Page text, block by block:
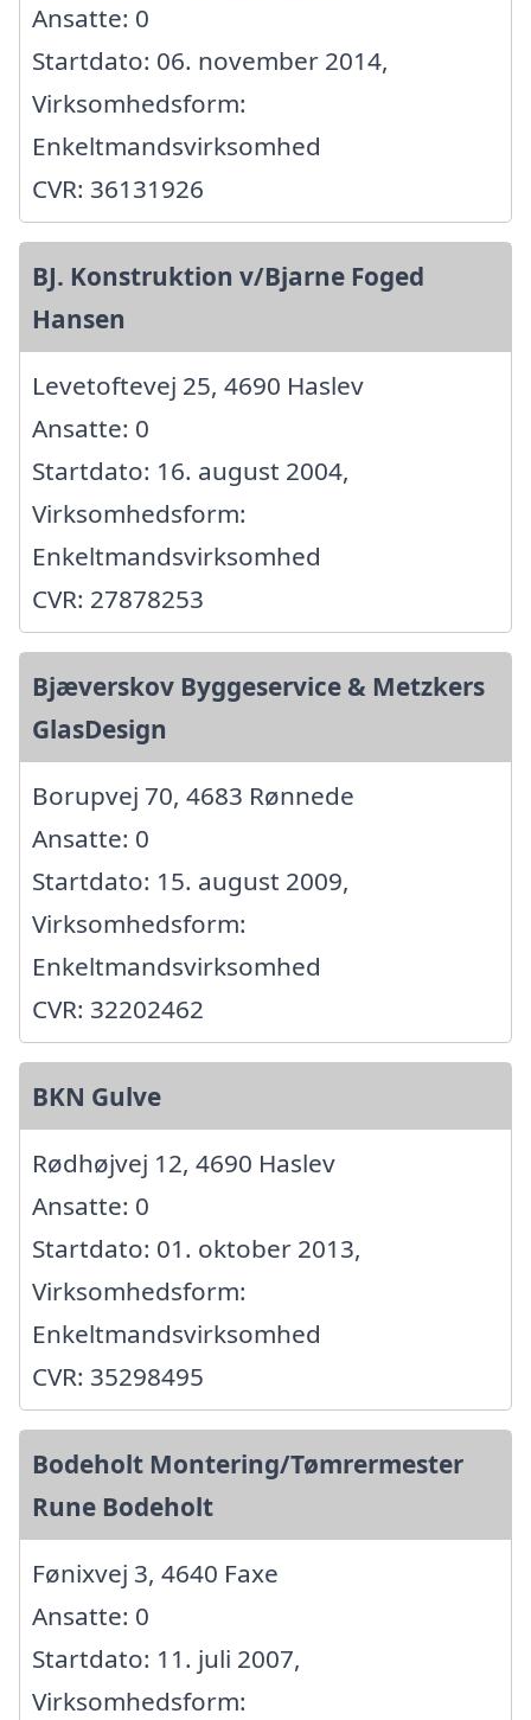
Ansatte: 0
Startdato: 06. november 2014,
Virksomhedsform:
Enkeltmandsvirksomhed
CVR: 36131926
BJ. Konstruktion v/Bjarne Foged
Hansen
Levetoftevej 25, 4690 Haslev
Ansatte: 0
Startdato: 16. august 2004,
Virksomhedsform:
Enkeltmandsvirksomhed
CVR: 27878253
Bjæverskov Byggeservice & Metzkers
GlasDesign
Borupvej 70, 4683 Rønnede
Ansatte: 0
Startdato: 15. august 2009,
Virksomhedsform:
Enkeltmandsvirksomhed
CVR: 32202462
BKN Gulve
Rødhøjvej 12, 4690 Haslev
Ansatte: 0
Startdato: 01. oktober 2013,
Virksomhedsform:
Enkeltmandsvirksomhed
CVR: 35298495
Bodeholt Montering/Tømrermester
Rune Bodeholt
Fønixvej 3, 4640 Faxe
Ansatte: 0
Startdato: 11. juli 2007,
Virksomhedsform: